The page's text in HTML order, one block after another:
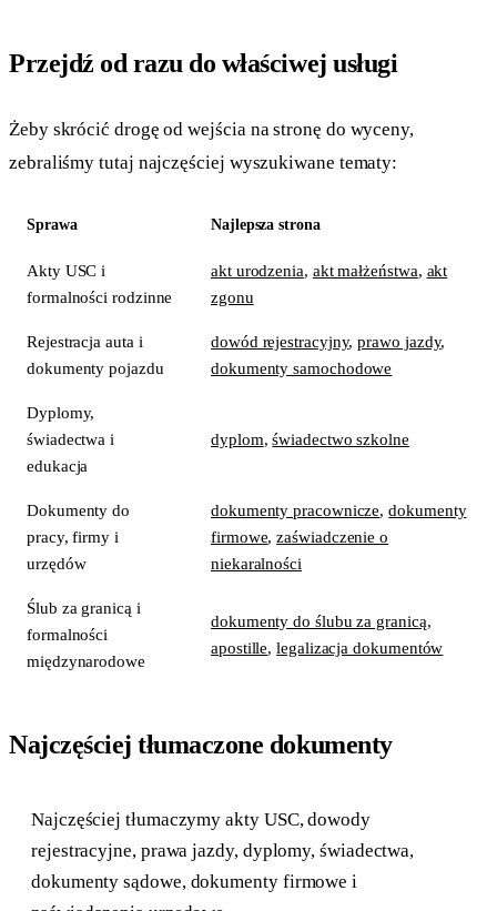
Przejdź od razu do właściwej usługi
Żeby skrócić drogę od wejścia na stronę do wyceny,
zebraliśmy tutaj najczęściej wyszukiwane tematy:
Sprawa Najlepsza strona
Akty USC i
formalności rodzinne
akt urodzenia, akt małżeństwa, akt
zgonu
Rejestracja auta i
dokumenty pojazdu
dowód rejestracyjny,prawo jazdy,
dokumenty samochodowe
Dyplomy,
świadectwa i
edukacja
dyplom,świadectwo szkolne
Dokumenty do
pracy, firmy i
urzędów
dokumenty pracownicze,dokumenty
firmowe,zaświadczenie o
niekaralności
Ślub za granicą i
formalności
międzynarodowe
dokumenty do ślubu za granicą,
apostille,legalizacja dokumentów
Najczęściej tłumaczone dokumenty
Najczęściej tłumaczymy akty USC, dowody
rejestracyjne, prawa jazdy, dyplomy, świadectwa,
dokumenty sądowe, dokumenty firmowe i